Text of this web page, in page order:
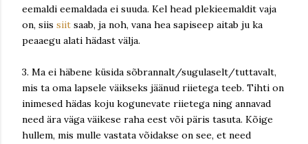
eemaldi eemaldada ei suuda. Kel head plekieemaldit vaja
on, siis siit saab, ja noh, vana hea sapiseep aitab ju ka
peaaegu alati hädast välja.
3. Ma ei häbene küsida sõbrannalt/sugulaselt/tuttavalt,
mis ta oma lapsele väikseks jäänud riietega teeb. Tihti on
inimesed hädas koju kogunevate riietega ning annavad
need ära väga väikese raha eest või päris tasuta. Kõige
hullem, mis mulle vastata võidakse on see, et need